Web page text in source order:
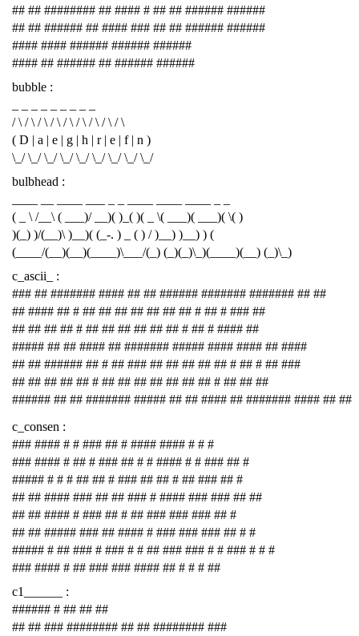
## ## ######## ## #### # ## ## ###### ######
## ## ###### ## #### ### ## ## ###### ######
#### #### ###### ###### ######
#### ## ###### ## ###### ######
bubble :
/ \ / \ / \ / \ / \ / \ / \ / \ / \
( D | a | e | g | h | r | e | f | n )
\_/ \_/ \_/ \_/ \_/ \_/ \_/ \_/ \_/
bulbhead :
( _ \ /__\ ( ___)/ __)( )_( )( _ \( ___)( ___)( \( )
)(_) )/(__)\ )__)( (_-. ) _ ( ) / )__) )__) ) (
(____/(__)(__)(____)\___/(_) (_)(_)\_)(____)(__) (_)\_)
c_ascii_ :
### ## ####### #### ## ## ###### ####### ####### ## ##
## #### ## # ## ## ## ## ## ## ## # ## # ### ##
## ## ## ## # ## ## ## ## ## ## # ## # #### ##
##### ## ## #### ## ####### ##### #### #### ## ####
## ## ###### ## # ## ### ## ## ## ## ## # ## # ## ###
## ## ## ## ## # ## ## ## ## ## ## ## # ## ## ##
###### ## ## ####### ##### ## ## #### ## ####### #### ## ##
c_consen :
### #### # # ### ## # #### #### # # #
### #### # ## # ### ## # # #### # # ### ## #
##### # # # ## ## # ### ## ## # ## ### ## #
## ## #### ### ## ## ### # #### ### ### ## ##
## ## #### # ### ## # ## ### ### ### ## #
## ## ##### ### ## #### # ### ### ### ## # #
##### # ## ### # ### # # ## ### ### # # ### # # #
### #### # ## ### ### #### ## # # # ##
c1______ :
###### # ## ## ##
## ## ### ######## ## ## ######## ###